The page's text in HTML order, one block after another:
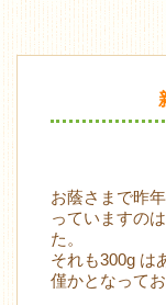
お蔭さまで昨
っていますの
た。
それも300g は
僅かとなってお